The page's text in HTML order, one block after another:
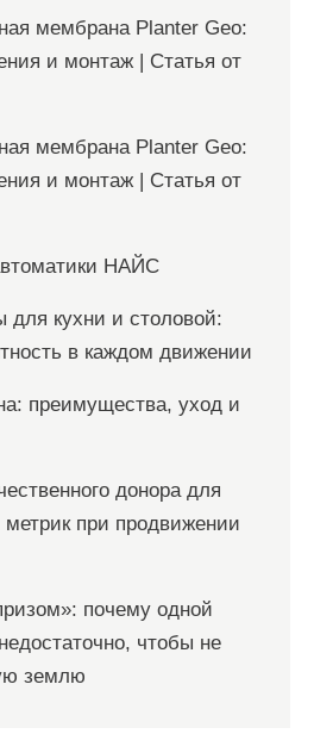
мембрана Planter Geo:
и монтаж | Статья от
мембрана Planter Geo:
и монтаж | Статья от
НАЙС
для кухни и столовой:
в каждом движении
преимущества, уход и
донора для
при продвижении
почему одной
чтобы не
землю